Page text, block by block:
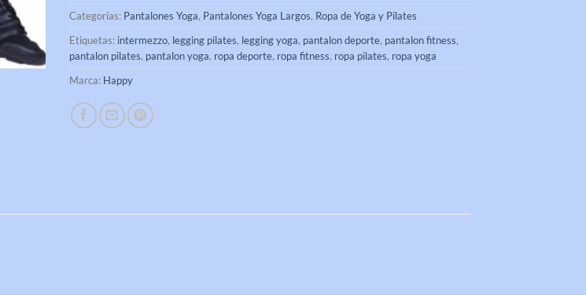
Categorías: Pantalones Yoga, Pantalones Yoga Largos, Ropa de Yoga y Pilates
Etiquetas: intermezzo, legging pilates, legging yoga, pantalon deporte, pantalon fitness,
pantalon pilates, pantalon yoga, ropa deporte, ropa fitness, ropa pilates, ropa yoga
Marca: Happy